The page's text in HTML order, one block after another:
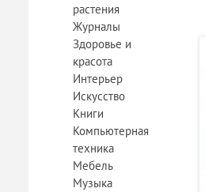
растения
Журналы
Здоровье и
красота
Интерьер
Искусство
Книги
Компьютерная
техника
Мебель
Музыка